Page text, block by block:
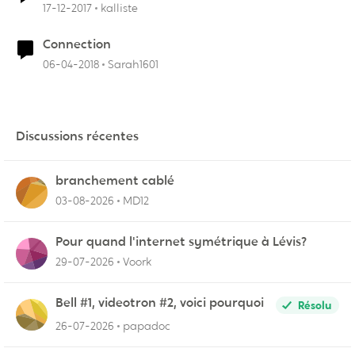
17-12-2017 kalliste
Connection
06-04-2018 Sarah1601
Discussions récentes
branchement cablé
03-08-2026 MD12
Pour quand l'internet symétrique à Lévis?
29-07-2026 Voork
Bell #1, videotron #2, voici pourquoi
Résolu
26-07-2026
papadoc